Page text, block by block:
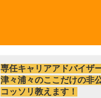
専任キャリアアドバイザ
津々浦々のここだけの非
コッソリ教えます！